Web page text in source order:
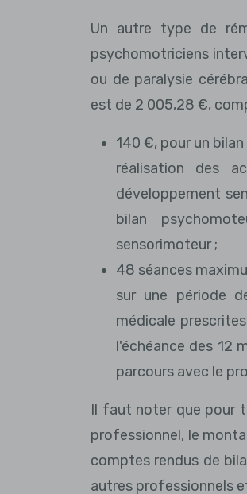
Un autre type de
psychomotriciens
ou de paralysie
est de 2 005,28 €,
140 €, pour un
réalisation des
développement
bilan
sensorimoteur ;
48 séances
sur une période
médicale
l'échéance des 12
parcours avec le
Il faut noter que pour
professionnel, le
comptes rendus de
autres professionnels